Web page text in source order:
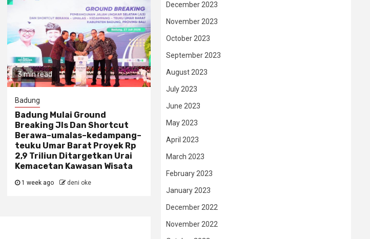
3 min read
Badung
Badung Mulai Ground
Breaking Jls Dan Shortcut
Berawa–umalas–kedampang–
teuku Umar Barat Proyek Rp
2,9 Triliun Ditargetkan Urai
Kemacetan Kawasan Wisata
1 week ago deni oke
December 2023
November 2023
October 2023
September 2023
August 2023
July 2023
June 2023
May 2023
April 2023
March 2023
February 2023
January 2023
December 2022
November 2022